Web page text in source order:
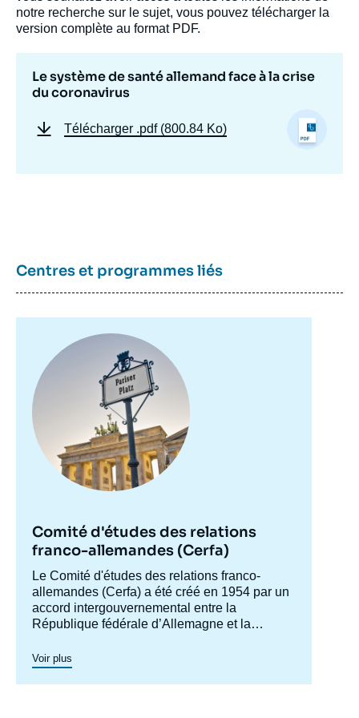
notre recherche sur le sujet, vous pouvez télécharger la
version complète au format PDF.
Le système de santé allemand face à la crise
du coronavirus
Télécharger .pdf (800.84 Ko)
Centres et programmes liés
principale
Comité d'études des relations
franco-allemandes (Cerfa)
Accroche
centre
Le Comité d'études des relations franco-
allemandes (Cerfa) a été créé en 1954 par un
accord intergouvernemental entre la
République fédérale d’Allemagne et la
l'Allemagne en France et analyser les
relations franco-allemandes y compris dans
leurs dimensions européennes et
Voir plus
de
santé allemand face à la crise du
coronavirus », Notes, Notes du Cerfa, Ifri,
25 novembre 2020.